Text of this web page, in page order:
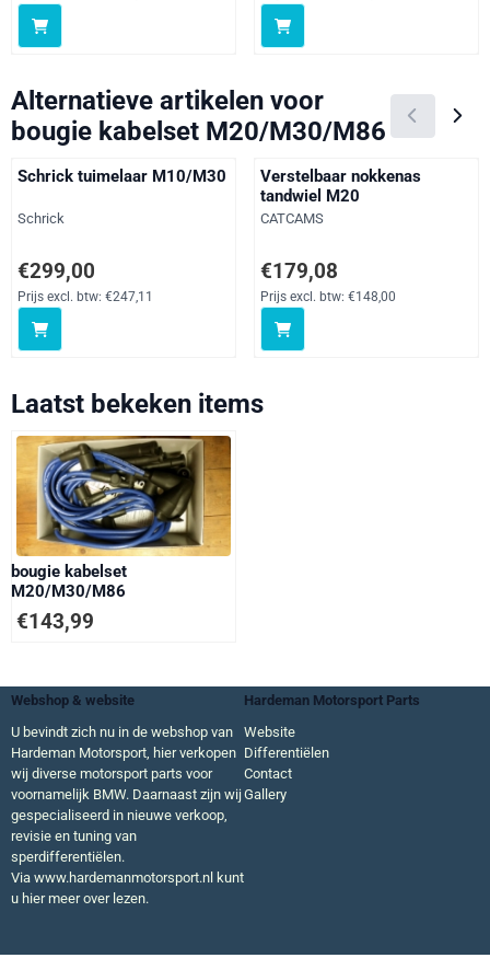
Alternatieve artikelen voor
bougie kabelset M20/M30/M86
Schrick tuimelaar M10/M30
Merk:
Schrick
Prijs: 299,00, exclusief btw: 247,11
€299,00
Prijs excl. btw: €247,11
Verstelbaar nokkenas
tandwiel M20
Merk:
CATCAMS
Prijs: 179,08, exclusief btw:
€179,08
Prijs excl. btw: €148,00
Laatst bekeken items
bougie kabelset
M20/M30/M86
€143,99
Webshop & website
Hardeman Motorsport Parts
U bevindt zich nu in de webshop van
Hardeman Motorsport, hier verkopen
wij diverse motorsport parts voor
voornamelijk BMW. Daarnaast zijn wij
gespecialiseerd in nieuwe verkoop,
revisie en tuning van
sperdifferentiëlen.
Via www.hardemanmotorsport.nl kunt
u hier meer over lezen.
Website
Differentiëlen
Contact
Gallery